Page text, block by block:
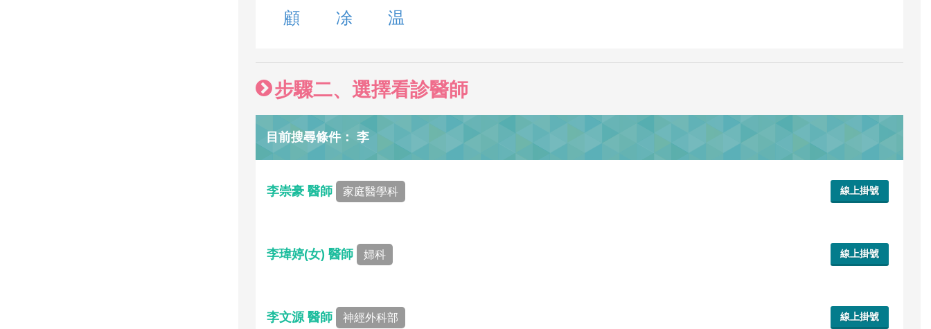
顧 凃 温
步驟二、選擇看診醫師
目前搜尋條件： 李
李崇豪 醫師 家庭醫學科 線上掛號
李瑋婷(女) 醫師 婦科 線上掛號
李文源 醫師 神經外科部 線上掛號